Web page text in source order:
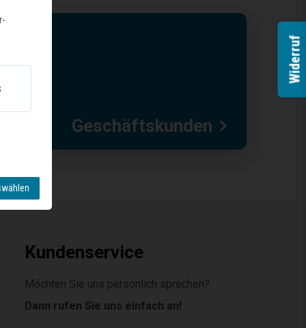
Geschäftskunden
Kundenservice
Möchten Sie uns persönlich sprechen?
Dann rufen Sie uns einfach an!
Widerruf